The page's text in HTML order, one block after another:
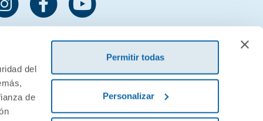
del
de
Permitir todas
Personalizar